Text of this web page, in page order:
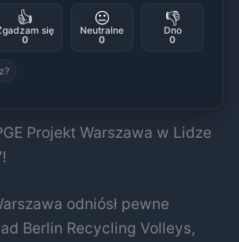
👍
się
0
😐
Neutralne
0
👎
Dno
0
Projekt Warszawa w Lidze
odniósł pewne
Berlin Recycling Volleys,